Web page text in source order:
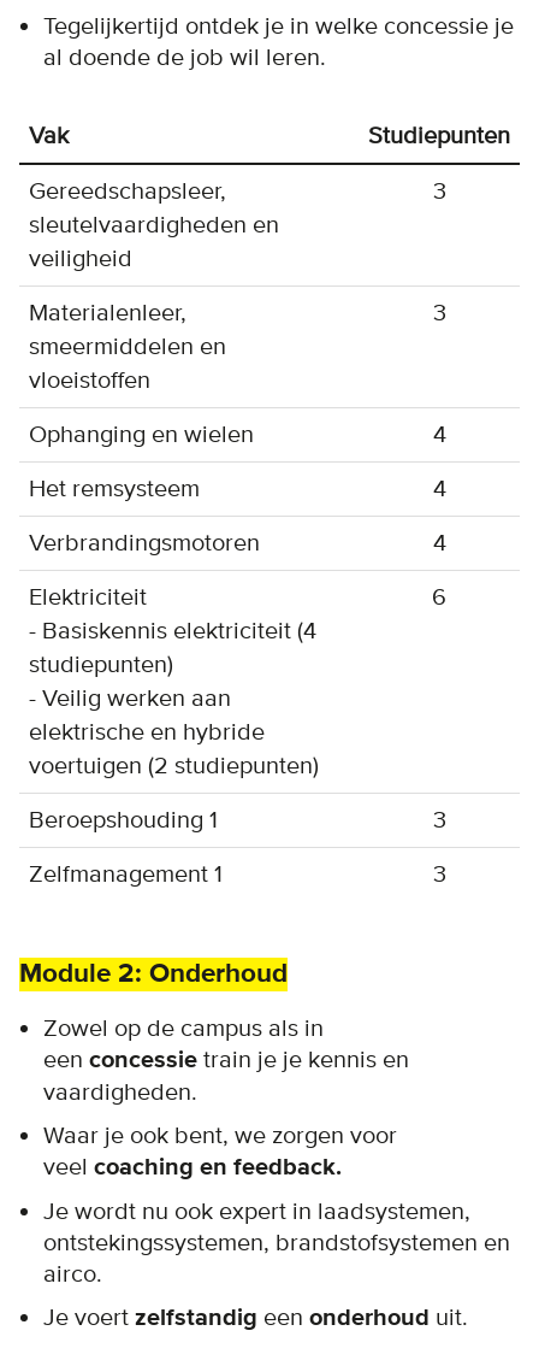
Tegelijkertijd ontdek je in welke concessie je
al doende de job wil leren.
Vak
Studiepunten
Gereedschapsleer,
sleutelvaardigheden en
veiligheid
3
Materialenleer,
smeermiddelen en
vloeistoffen
3
Ophanging en wielen
4
Het remsysteem
4
Verbrandingsmotoren
4
Elektriciteit
- Basiskennis elektriciteit (4
studiepunten)
- Veilig werken aan
elektrische en hybride
voertuigen (2 studiepunten)
6
Beroepshouding 1
3
Zelfmanagement 1
3
Module 2: Onderhoud
Zowel op de campus als in
een concessie train je je kennis en
vaardigheden.
Waar je ook bent, we zorgen voor
veel coaching en feedback.
Je wordt nu ook expert in laadsystemen,
ontstekingssystemen, brandstofsystemen en
airco.
Je voert zelfstandig een onderhoud uit.